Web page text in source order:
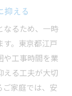
抑える
なるため、一時
。東京都江戸
や工事時間を業
える工夫が大切
家庭では、安